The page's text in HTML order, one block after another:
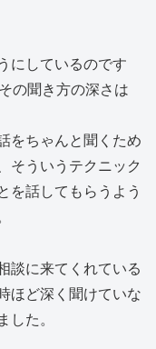
にしているのです
の聞き方の深さは
をちゃんと聞くため
そういうテクニック
を話してもらうよう
談に来てくれている
ほど深く聞けていな
た。